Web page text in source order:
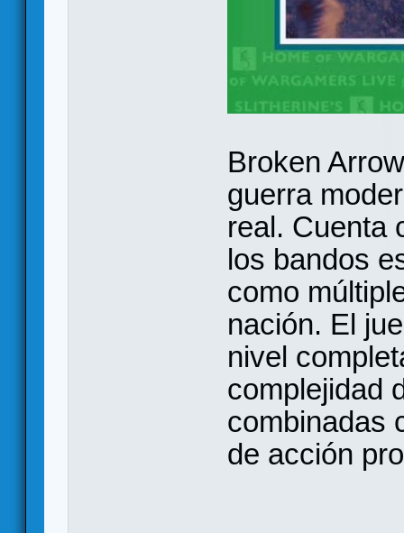
Broken
guerra
real. Cuenta
los bandos
como
nación. El
nivel
complejidad
combinadas
de acción